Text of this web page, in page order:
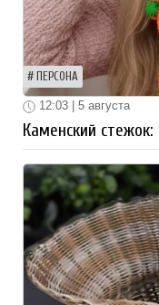
ПЕРСОНА
12:03 | 5 августа
Каменский